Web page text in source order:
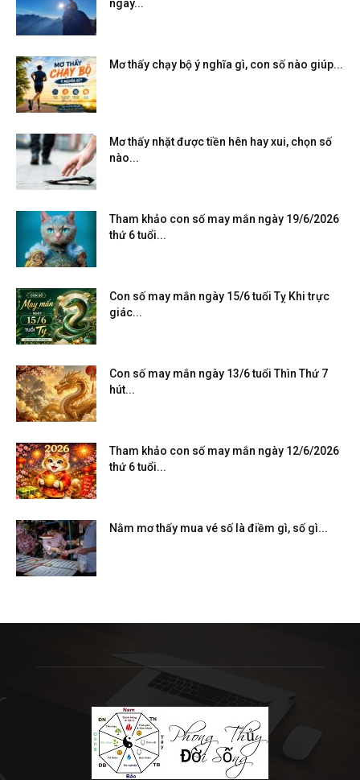
ngay...
Mơ thấy chạy bộ ý nghĩa gì, con số nào giúp...
Mơ thấy nhặt được tiền hên hay xui, chọn số
nào...
Tham khảo con số may mắn ngày 19/6/2026
thứ 6 tuổi...
Con số may mắn ngày 15/6 tuổi Tỵ Khi trực
giác...
Con số may mắn ngày 13/6 tuổi Thìn Thứ 7
hút...
Tham khảo con số may mắn ngày 12/6/2026
thứ 6 tuổi...
Nằm mơ thấy mua vé số là điềm gì, số gì...